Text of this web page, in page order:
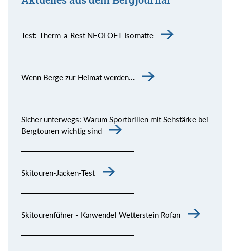
Test: Therm-a-Rest NEOLOFT Isomatte
Wenn Berge zur Heimat werden…
Sicher unterwegs: Warum Sportbrillen mit Sehstärke bei
Bergtouren wichtig sind
Skitouren-Jacken-Test
Skitourenführer - Karwendel Wetterstein Rofan